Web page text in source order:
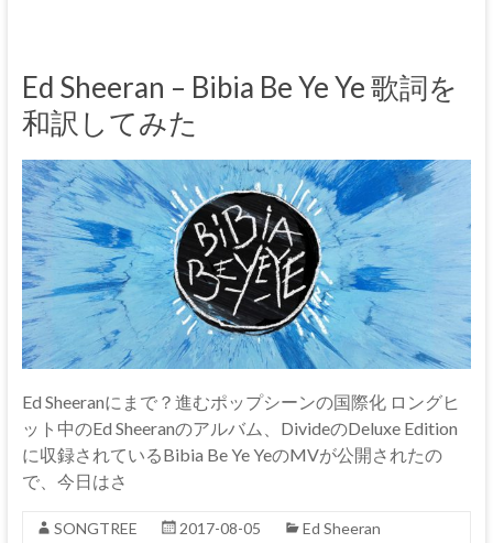
Ed Sheeran – Bibia Be Ye Ye 歌詞を
和訳してみた
Ed Sheeranにまで？進むポップシーンの国際化 ロングヒ
ット中のEd Sheeranのアルバム、DivideのDeluxe Edition
に収録されているBibia Be Ye YeのMVが公開されたの
で、今日はさ
SONGTREE 2017-08-05
Ed Sheeran